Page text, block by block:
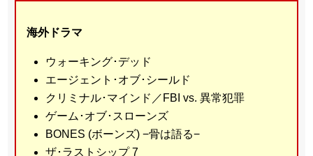
海外ドラマ
ウォーキング･デッド
エージェント･オブ･シールド
クリミナル･マインド／FBI vs. 異常犯罪
ゲーム･オブ･スローンズ
BONES (ボーンズ) −骨は語る−
ザ･ラストシップ 7